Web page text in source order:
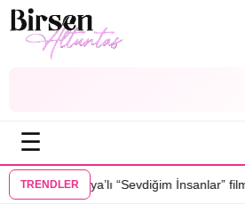
☰
TRENDLERİnsanlar” filmine flaş transfer,